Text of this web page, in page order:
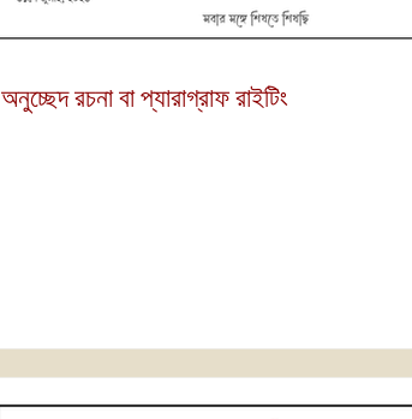
অনুচ্ছেদ রচনা বা প্যারাগ্রাফ রাইটিং